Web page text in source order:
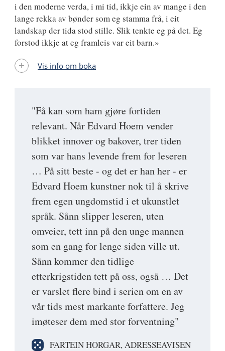
"Få kan som ham gjøre fortiden
relevant. Når Edvard Hoem vender
blikket innover og bakover, trer tiden
som var hans levende frem for leseren
… På sitt beste - og det er han her - er
Edvard Hoem kunstner nok til å skrive
frem egen ungdomstid i et ukunstlet
språk. Sånn slipper leseren, uten
omveier, tett inn på den unge mannen
som en gang for lenge siden ville ut.
Sånn kommer den tidlige
etterkrigstiden tett på oss, også … Det
er varslet flere bind i serien om en av
vår tids mest markante forfattere. Jeg
imøteser dem med stor forventning"
FARTEIN HORGAR, ADRESSEAVISEN
i den moderne verda, i mi tid, ikkje ein av mange i den
lange rekka av bønder som eg stamma frå, i eit
landskap der tida stod stille. Slik tenkte eg på det. Eg
forstod ikkje at eg framleis var eit barn.»
Vis info om boka